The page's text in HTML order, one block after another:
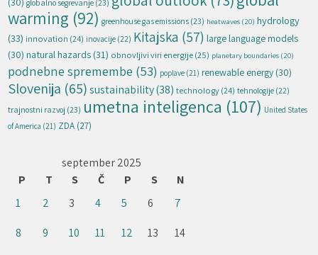
globalno segrevanje (23)
warming (92) greenhouse gas emissions (23) heatwaves (20) hydrology
(33) innovation (24) inovacije (22) Kitajska (57) large language models
(30) natural hazards (31) obnovljivi viri energije(25) planetary boundaries (20)
podnebne spremembe (53) poplave (21) renewable energy (30)
Slovenija (65) sustainability(38) technology(24) tehnologije (22)
trajnostni razvoj (23) umetna inteligenca (107) United States
of America (21) ZDA (27)
september 2025
P
T S Č P S
N
1
2 3 4 5 6
7
8
9 10 11 12 13 14